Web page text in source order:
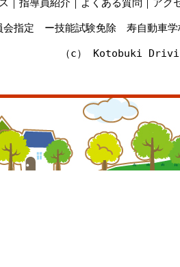
｜ 指導員紹介 ｜ よくある質問 ｜ アク
会指定 ー技能試験免除 寿自動
（c） Kotobuki